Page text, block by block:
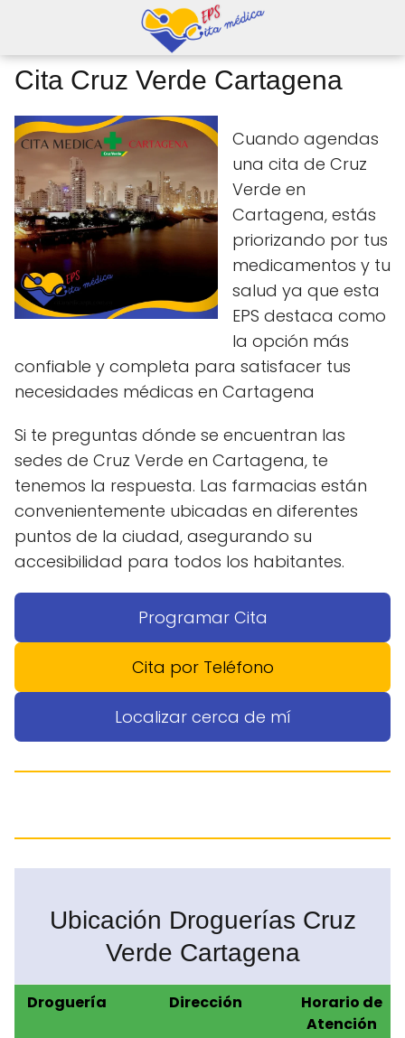
Cita Cruz Verde Cartagena
Cuando agendas
una cita de Cruz
Verde en
Cartagena, estás
priorizando por tus
medicamentos y tu
salud ya que esta
EPS destaca como
la opción más
confiable y completa para satisfacer tus
necesidades médicas en Cartagena
Si te preguntas dónde se encuentran las
sedes de Cruz Verde en Cartagena, te
tenemos la respuesta. Las farmacias están
convenientemente ubicadas en diferentes
puntos de la ciudad, asegurando su
accesibilidad para todos los habitantes.
Programar Cita
Cita por Teléfono
Localizar cerca de mí
Ubicación Droguerías Cruz
Verde Cartagena
Droguería Dirección
Horario de
Atención